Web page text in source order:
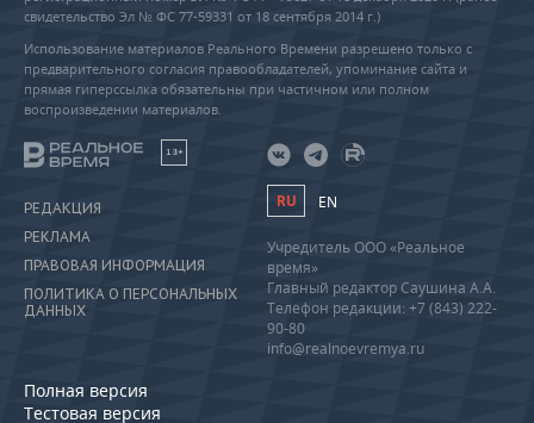
свидетельство Эл № ФС 77-59331 от 18 сентября 2014 г.)
Использование материалов Реального Времени разрешено только с
предварительного согласия правообладателей, упоминание сайта и
прямая гиперссылка обязательны при частичном или полном
воспроизведении материалов.
18+
РЕДАКЦИЯ
РЕКЛАМА
ПРАВОВАЯ ИНФОРМАЦИЯ
ПОЛИТИКА О ПЕРСОНАЛЬНЫХ
ДАННЫХ
Полная версия
Тестовая версия
RU EN
Учредитель ООО «Реальное
время»
Главный редактор Саушина А.А.
Телефон редакции: +7 (843) 222-
90-80
info@realnoevremya.ru